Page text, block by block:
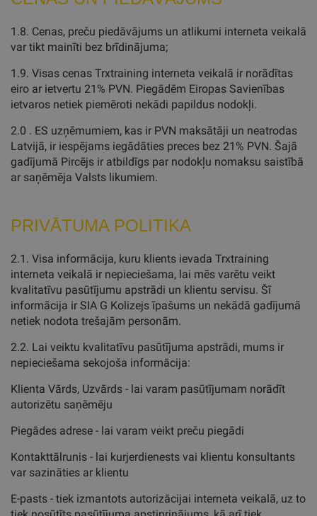
1.8. Cenas, preču piedāvājums un atlikumi interneta veikalā
var tikt mainīti bez brīdinājuma;
1.9. Visas cenas Trxtraining interneta veikalā ir norādītas
eiro ar ietvertu 21% PVN. Piegādēm Eiropas Savienības
ietvaros netiek piemēroti nekādi papildus nodokļi.
2.0 . ES uzņēmumiem, kas ir PVN maksātāji un neatrodas
Latvijā, ir iespējams iegādāties preces bez 21% PVN. Šajā
gadījumā Pircējs ir atbildīgs par nodokļu nomaksu saistībā
ar saņēmēja Valsts likumiem.
PRIVĀTUMA POLITIKA
2.1. Visa informācija, kuru klients ievada Trxtraining
interneta veikalā ir nepieciešama, lai mēs varētu veikt
kvalitatīvu pasūtījumu apstrādi un klientu servisu. Šī
informācija ir SIA G Kolizejs īpašums un nekādā gadījumā
netiek nodota trešajām personām.
2.2. Lai veiktu kvalitatīvu pasūtījuma apstrādi, mums ir
nepieciešama sekojoša informācija:
Klienta Vārds, Uzvārds - lai varam pasūtījumam norādīt
autorizētu saņēmēju
Piegādes adrese - lai varam veikt preču piegādi
Kontakttālrunis - lai kurjerdienests vai klientu konsultants
var sazināties ar klientu
E-pasts - tiek izmantots autorizācijai interneta veikalā, uz to